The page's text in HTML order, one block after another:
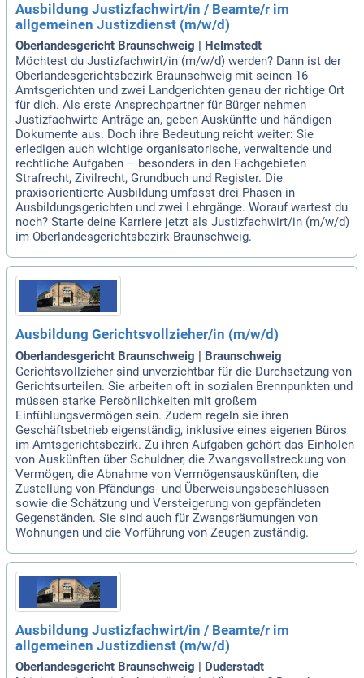
Ausbildung Justizfachwirt/in / Beamte/r im
allgemeinen Justizdienst (m/w/d)
Oberlandesgericht Braunschweig | Helmstedt
Möchtest du Justizfachwirt/in (m/w/d) werden? Dann ist der
Oberlandesgerichtsbezirk Braunschweig mit seinen 16
Amtsgerichten und zwei Landgerichten genau der richtige Ort
für dich. Als erste Ansprechpartner für Bürger nehmen
Justizfachwirte Anträge an, geben Auskünfte und händigen
Dokumente aus. Doch ihre Bedeutung reicht weiter: Sie
erledigen auch wichtige organisatorische, verwaltende und
rechtliche Aufgaben – besonders in den Fachgebieten
Strafrecht, Zivilrecht, Grundbuch und Register. Die
praxisorientierte Ausbildung umfasst drei Phasen in
Ausbildungsgerichten und zwei Lehrgänge. Worauf wartest du
noch? Starte deine Karriere jetzt als Justizfachwirt/in (m/w/d)
im Oberlandesgerichtsbezirk Braunschweig.
Ausbildung Gerichtsvollzieher/in (m/w/d)
Oberlandesgericht Braunschweig | Braunschweig
Gerichtsvollzieher sind unverzichtbar für die Durchsetzung von
Gerichtsurteilen. Sie arbeiten oft in sozialen Brennpunkten und
müssen starke Persönlichkeiten mit großem
Einfühlungsvermögen sein. Zudem regeln sie ihren
Geschäftsbetrieb eigenständig, inklusive eines eigenen Büros
im Amtsgerichtsbezirk. Zu ihren Aufgaben gehört das Einholen
von Auskünften über Schuldner, die Zwangsvollstreckung von
Vermögen, die Abnahme von Vermögensauskünften, die
Zustellung von Pfändungs- und Überweisungsbeschlüssen
sowie die Schätzung und Versteigerung von gepfändeten
Gegenständen. Sie sind auch für Zwangsräumungen von
Wohnungen und die Vorführung von Zeugen zuständig.
Ausbildung Justizfachwirt/in / Beamte/r im
allgemeinen Justizdienst (m/w/d)
Oberlandesgericht Braunschweig | Duderstadt